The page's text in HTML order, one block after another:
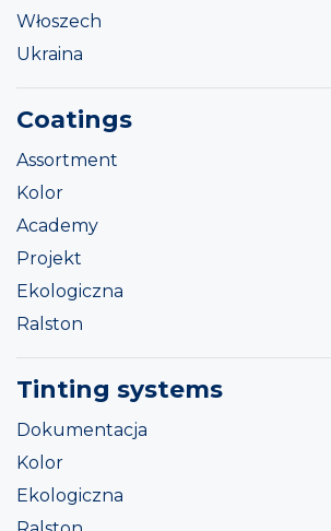
Włoszech
Ukraina
Coatings
Assortment
Kolor
Academy
Projekt
Ekologiczna
Ralston
Tinting systems
Dokumentacja
Kolor
Ekologiczna